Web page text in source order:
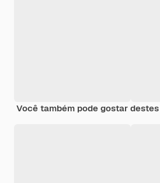
Você também pode gostar destes